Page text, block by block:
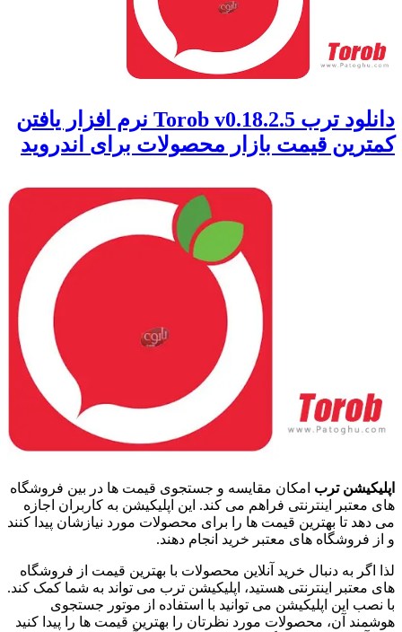
دانلود ترب Torob v0.18.2.5 نرم افزار یافتن
کمترین قیمت بازار محصولات برای اندروید
اپلیکیشن ترب امکان مقایسه و جستجوی قیمت ها در بین فروشگاه
های معتبر اینترنتی فراهم می کند. این اپلیکیشن به کاربران اجازه
می دهد تا بهترین قیمت ها را برای محصولات مورد نیازشان پیدا کنند
و از فروشگاه های معتبر خرید انجام دهند.
لذا اگر به دنبال خرید آنلاین محصولات با بهترین قیمت از فروشگاه
های معتبر اینترنتی هستید، اپلیکیشن ترب می تواند به شما کمک کند.
با نصب این اپلیکیشن می توانید با استفاده از موتور جستجوی
هوشمند آن، محصولات مورد نظرتان را بهترین قیمت ها را پیدا کنید